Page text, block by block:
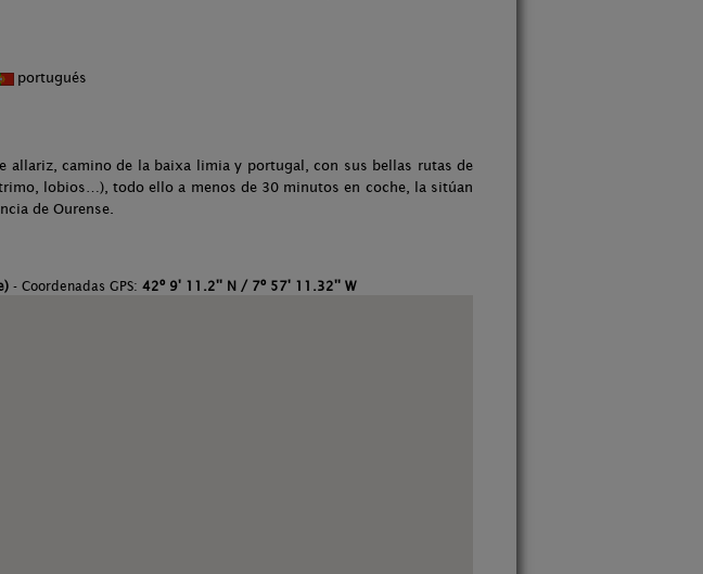
portugués
allariz, camino de la baixa limia y portugal, con sus bellas rutas de
lobios…), todo ello a menos de 30 minutos en coche, la sitúan
de Ourense.
- Coordenadas GPS: 42º 9' 11.2'' N / 7º 57' 11.32'' W